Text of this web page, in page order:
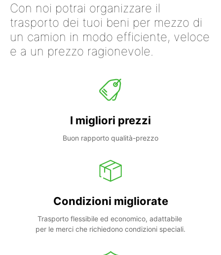
Con noi potrai organizzare il
trasporto dei tuoi beni per mezzo di
un camion in modo efficiente, veloce
e a un prezzo ragionevole.
I migliori prezzi
Buon rapporto qualità-prezzo
Condizioni migliorate
Trasporto flessibile ed economico, adattabile
per le merci che richiedono condizioni speciali.